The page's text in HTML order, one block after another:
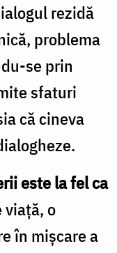
rezidă
problema
se prin
sfaturi
că cineva
este la fel ca
viaţă, o
în mişcare a